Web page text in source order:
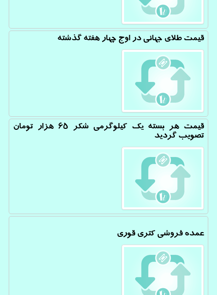
قیمت طلای جهانی در اوج چهار هفته گذشته
قیمت هر بسته یک کیلوگرمی شکر ۶۵ هزار تومان
تصویب گردید
عمده فروشی کتری قوری